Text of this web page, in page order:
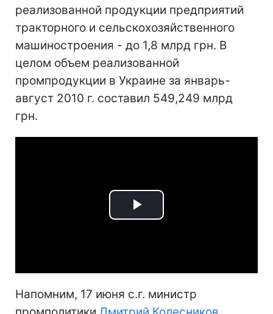
реализованной продукции предприятий
тракторного и сельскохозяйственного
машиностроения - до 1,8 млрд грн. В
целом объем реализованной
промпродукции в Украине за январь-
август 2010 г. составил 549,249 млрд
грн.
Play
Напомним, 17 июня с.г. министр